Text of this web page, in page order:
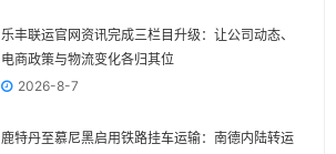
乐丰联运官网资讯完成三栏目升级：让公司动态、
电商政策与物流变化各归其位
2026-8-7
鹿特丹至慕尼黑启用铁路挂车运输：南德内陆转运